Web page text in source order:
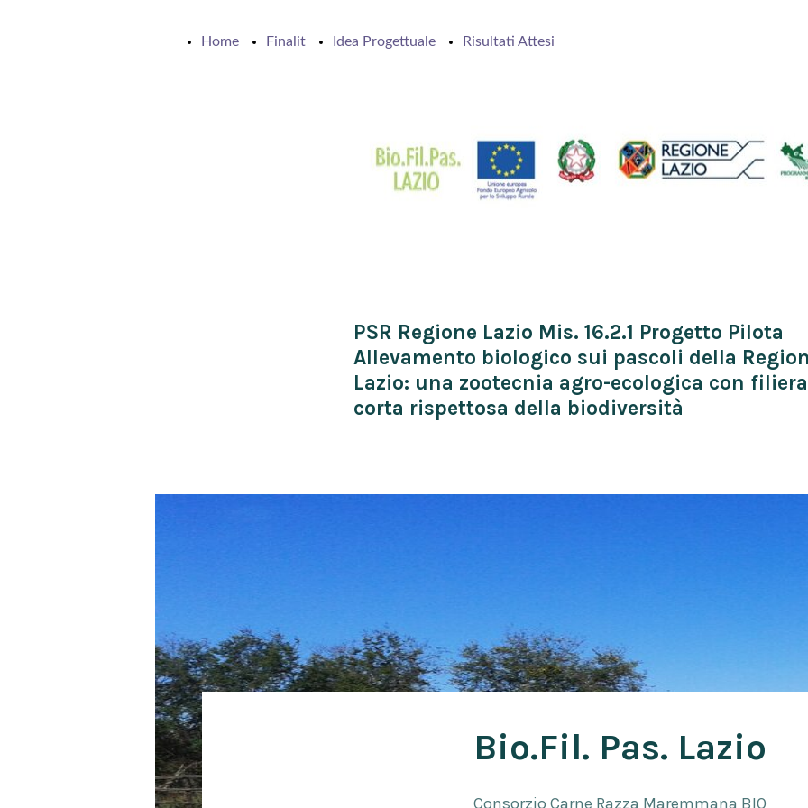
Home Finalit Idea Progettuale Risultati Attesi
PSR Regione Lazio Mis. 16.2.1 Progetto Pilota
Allevamento biologico sui pascoli della
Lazio: una zootecnia agro-ecologica con filiera
corta rispettosa della biodiversità
Bio.Fil. Pas. Lazio
Consorzio Carne Razza Maremmana BIO